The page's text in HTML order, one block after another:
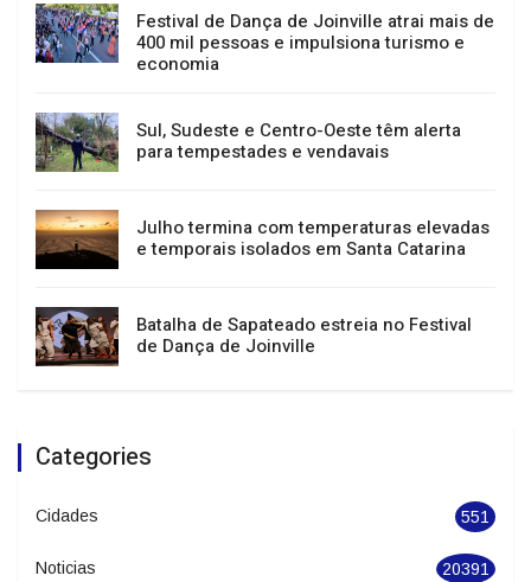
Migração do sistema tributário em
Joinville interromperá serviços entre 15 e
23 de agosto
Festival de Dança de Joinville atrai mais de
400 mil pessoas e impulsiona turismo e
economia
Sul, Sudeste e Centro-Oeste têm alerta
para tempestades e vendavais
Julho termina com temperaturas elevadas
e temporais isolados em Santa Catarina
de Dança de Joinville
Categories